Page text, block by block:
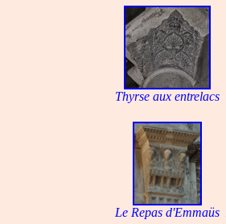
Thyrse aux entrelacs
Le Repas d'Emmaüs